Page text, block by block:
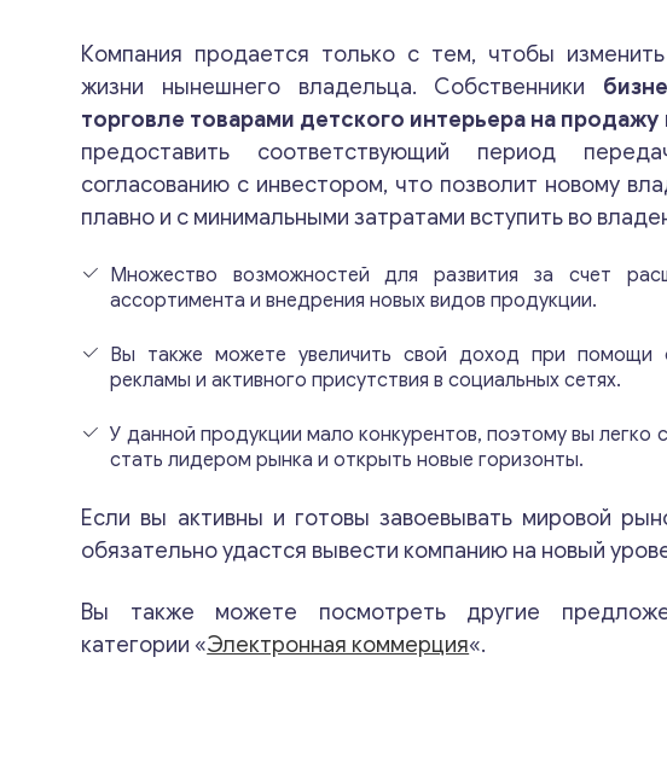
Компания продается только с тем, чтобы
жизни нынешнего владельца. Собственники
торговле товарами детского интерьера на продажу
предоставить соответствующий период
согласованию с инвестором, что позволит новому
плавно и с минимальными затратами вступить во
Множество возможностей для развития за счет
ассортимента и внедрения новых видов продукции.
Вы также можете увеличить свой доход при помощи
рекламы и активного присутствия в социальных сетях.
У данной продукции мало конкурентов, поэтому вы легко
стать лидером рынка и открыть новые горизонты.
Если вы активны и готовы завоевывать мировой
обязательно удастся вывести компанию на новый
Вы также можете посмотреть другие
категории «Электронная коммерция«.